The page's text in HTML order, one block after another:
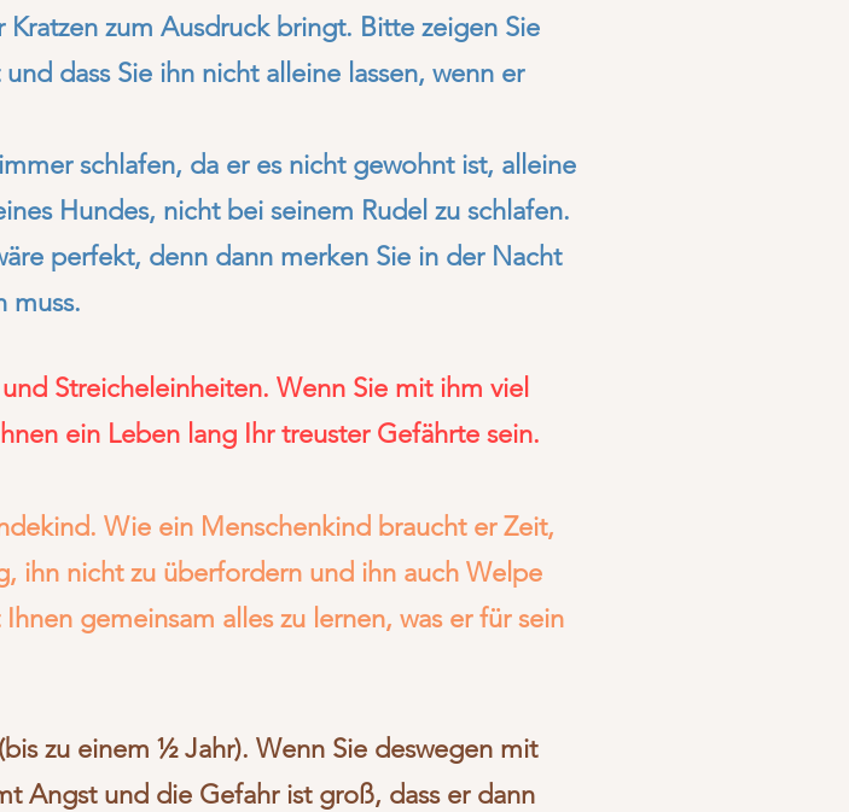
zum Ausdruck bringt. Bitte zeigen Sie
dass Sie ihn nicht alleine lassen, wenn er
schlafen, da er es nicht gewohnt ist, alleine
Hundes, nicht bei seinem Rudel zu schlafen.
perfekt, denn dann merken Sie in der Nacht
muss.
Streicheleinheiten. Wenn Sie mit ihm viel
ein Leben lang Ihr treuster Gefährte sein.
Wie ein Menschenkind braucht er Zeit,
ihn nicht zu überfordern und ihn auch Welpe
gemeinsam alles zu lernen, was er für sein
zu einem ½ Jahr). Wenn Sie deswegen mit
Angst und die Gefahr ist groß, dass er dann